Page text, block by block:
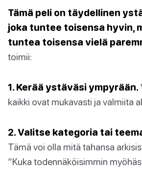
Tämä peli on täydellinen
joka tuntee toisensa hyvin,
tuntea toisensa vielä
toimii:
1. Kerää ystäväsi ympyrään.
kaikki ovat mukavasti ja valmiita
2. Valitse kategoria tai
Tämä voi olla mitä tahansa
“Kuka todennäköisimmin